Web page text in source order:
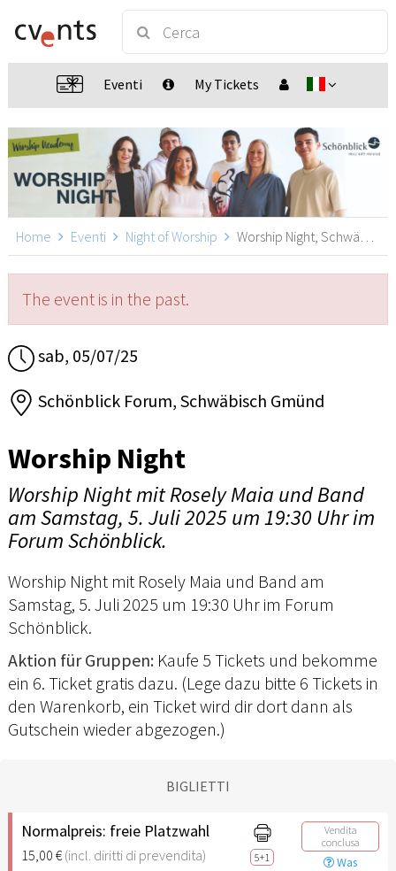
Eventi My Tickets
Home Eventi Night of Worship Worship Night, Schwäbisch Gmünd
The event is in the past.
sab, 05/07/25
Schönblick Forum, Schwäbisch Gmünd
Worship Night
Worship Night mit Rosely Maia und Band
am Samstag, 5. Juli 2025 um 19:30 Uhr im
Forum Schönblick.
Worship Night mit Rosely Maia und Band am
Samstag, 5. Juli 2025 um 19:30 Uhr im Forum
Schönblick.
Aktion für Gruppen: Kaufe 5 Tickets und bekomme
ein 6. Ticket gratis dazu. (Lege dazu bitte 6 Tickets in
den Warenkorb, ein Ticket wird dir dort dann als
Gutschein wieder abgezogen.)
BIGLIETTI
Normalpreis: freie Platzwahl
15,00 €(incl. diritti di prevendita) 5+1
Vendita
conclusa
Was